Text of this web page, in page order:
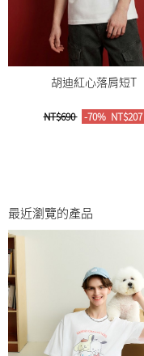
胡迪紅心落肩短T
NT$690 -70% NT$207
最近瀏覽的產品